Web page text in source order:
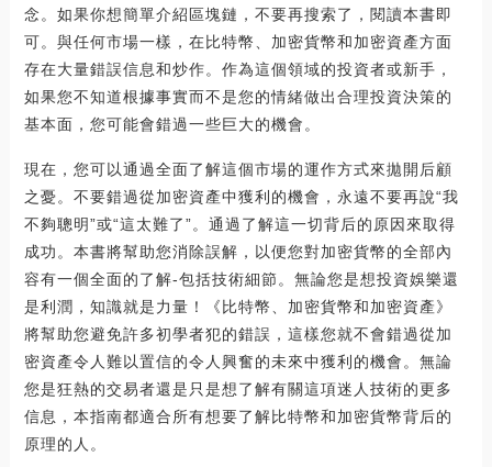
念。如果你想簡單介紹區塊鏈，不要再搜索了，閱讀本書即
可。與任何市場一樣，在比特幣、加密貨幣和加密資產方面
存在大量錯誤信息和炒作。作為這個領域的投資者或新手，
如果您不知道根據事實而不是您的情緒做出合理投資決策的
基本面，您可能會錯過一些巨大的機會。
現在，您可以通過全面了解這個市場的運作方式來拋開后顧
之憂。不要錯過從加密資產中獲利的機會，永遠不要再說“我
不夠聰明”或“這太難了”。通過了解這一切背后的原因來取得
成功。本書將幫助您消除誤解，以便您對加密貨幣的全部內
容有一個全面的了解-包括技術細節。無論您是想投資娛樂還
是利潤，知識就是力量！《比特幣、加密貨幣和加密資產》
將幫助您避免許多初學者犯的錯誤，這樣您就不會錯過從加
密資產令人難以置信的令人興奮的未來中獲利的機會。無論
您是狂熱的交易者還是只是想了解有關這項迷人技術的更多
信息，本指南都適合所有想要了解比特幣和加密貨幣背后的
原理的人。